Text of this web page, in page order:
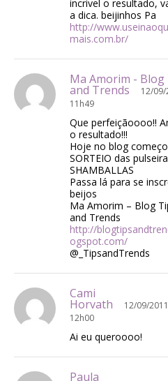
incrivel o resultado,
a dica. beijinhos Pa
http://
mais.com.br/
Ma Amorim - Blog
and Trends
12/09/
11h49
Que perfeiçãoooo!!
o resultado!!!
Hoje no blog
SORTEIO das
SHAMBALLAS
Passa lá para se
beijos
Ma Amorim – Blog
and Trends
http://
ogspot.com/
@_TipsandTrends
Cami
Horvath
12/09/
12h00
Ai eu queroooo!
Paula